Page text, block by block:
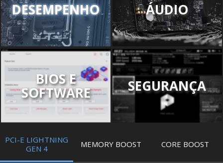
DESEMPENHO ÁUDIO
BIOS E
SOFTWARE SEGURANÇA
PCI-E LIGHTNING
GEN 4
MEMORY BOOST CORE BOOST